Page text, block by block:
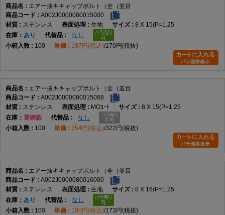
エアー抜キキャップボルト（全（並目
A002J0000080015000
ステンレス
生地
8 X 15(P=1.25
在庫
あり
なし
100
187円(税込) 170円(税抜)
エアー抜キキャップボルト（全（並目
A002J0000080015088
ステンレス
MOｺｰﾄ
8 X 15(P=1.25
在庫
要確認
なし
100
354円(税込) 322円(税抜)
エアー抜キキャップボルト（全（並目
A002J0000080016000
ステンレス
生地
8 X 16(P=1.25
在庫
あり
なし
100
190円(税込) 173円(税抜)